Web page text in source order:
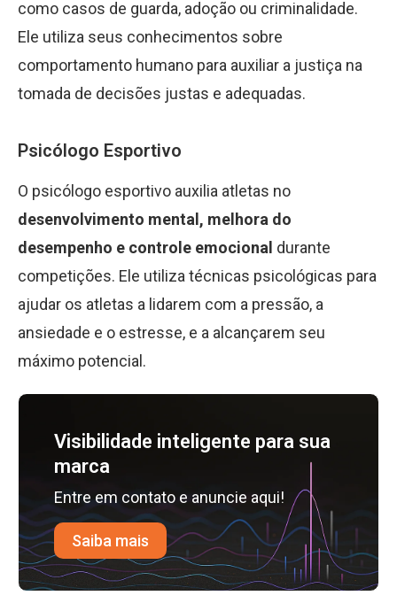
como casos de guarda, adoção ou criminalidade.
Ele utiliza seus conhecimentos sobre
comportamento humano para auxiliar a justiça na
tomada de decisões justas e adequadas.
Psicólogo Esportivo
O psicólogo esportivo auxilia atletas no
desenvolvimento mental, melhora do
desempenho e controle emocional durante
competições. Ele utiliza técnicas psicológicas para
ajudar os atletas a lidarem com a pressão, a
ansiedade e o estresse, e a alcançarem seu
máximo potencial.
Visibilidade inteligente para sua
marca
Entre em contato e anuncie aqui!
Saiba mais